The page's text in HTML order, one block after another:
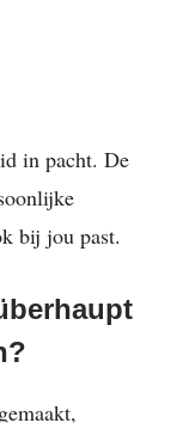
in pacht. De
bij jou past.